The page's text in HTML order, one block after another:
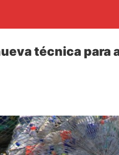
técnica para